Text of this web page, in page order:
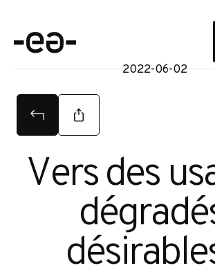
2022-06-02
Vers des